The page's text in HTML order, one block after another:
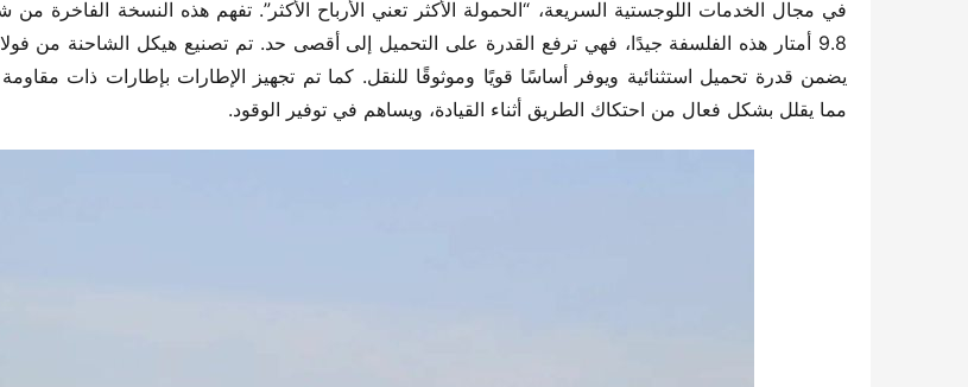
مما يقلل بشكل فعال من احتكاك الطريق أثناء القيادة، ويساهم في توفير الوقود.